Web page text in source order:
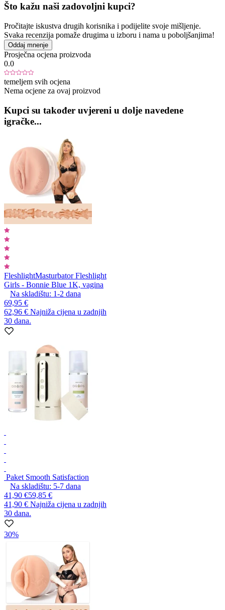
Što kažu naši zadovoljni kupci?
Pročitajte iskustva drugih korisnika i podijelite svoje mišljenje.
Svaka recenzija pomaže drugima u izboru i nama u poboljšanjima!
Oddaj mnenje
Prosječna ocjena proizvoda
0.0
temeljem svih ocjena
Nema ocjene za ovaj proizvod
Kupci su također uvjereni u dolje navedene
igračke...
FleshlightMasturbator Fleshlight
Girls - Bonnie Blue 1K, vagina
Na skladištu: 1-2 dana
69,95 €
62,96 € Najniža cijena u zadnjih
30 dana.
Paket Smooth Satisfaction
Na skladištu: 5-7 dana
41,90 €59,85 €
41,90 € Najniža cijena u zadnjih
30 dana.
30%